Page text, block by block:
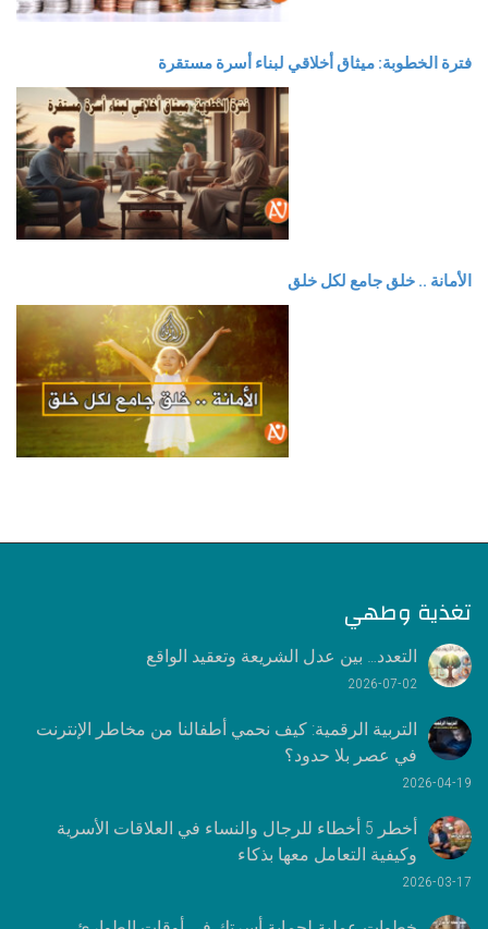
فترة الخطوبة: ميثاق أخلاقي لبناء أسرة مستقرة
الأمانة .. خلق جامع لكل خلق
تغذية وطهي
التعدد… بين عدل الشريعة وتعقيد الواقع
2026-07-02
التربية الرقمية: كيف نحمي أطفالنا من مخاطر الإنترنت
في عصر بلا حدود؟
2026-04-19
أخطر 5 أخطاء للرجال والنساء في العلاقات الأسرية
وكيفية التعامل معها بذكاء
2026-03-17